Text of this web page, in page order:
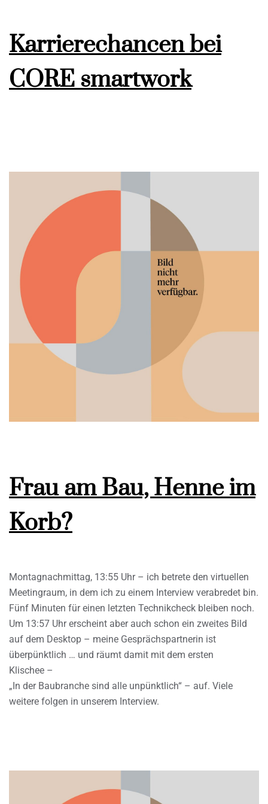
Karrierechancen bei
CORE smartwork
Frau am Bau, Henne im
Korb?
Montagnachmittag, 13:55 Uhr – ich betrete den virtuellen
Meetingraum, in dem ich zu einem Interview verabredet bin.
Fünf Minuten für einen letzten Technikcheck bleiben noch.
Um 13:57 Uhr erscheint aber auch schon ein zweites Bild
auf dem Desktop – meine Gesprächspartnerin ist
überpünktlich … und räumt damit mit dem ersten
Klischee –
„In der Baubranche sind alle unpünktlich“ – auf. Viele
weitere folgen in unserem Interview.